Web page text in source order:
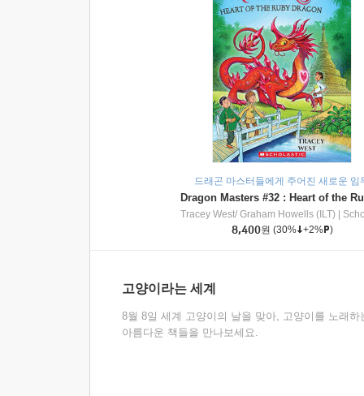
드래곤 마스터들에게 주어진 새로운 임
Tracey West/ Graham Howells (ILT)
8,400원 (30% +2% )
고양이라는 세계
8월 8일 세계 고양이의 날을 맞아, 고양이를 노래하
아름다운 책들을 만나보세요.